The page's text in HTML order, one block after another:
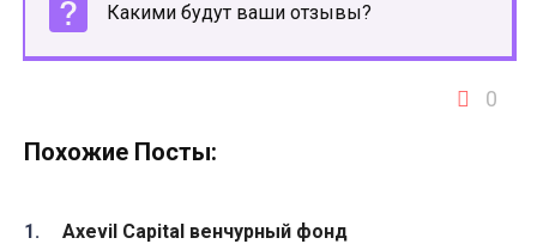
Какими будут ваши отзывы?
0
Похожие Посты:
Axevil Capital венчурный фонд